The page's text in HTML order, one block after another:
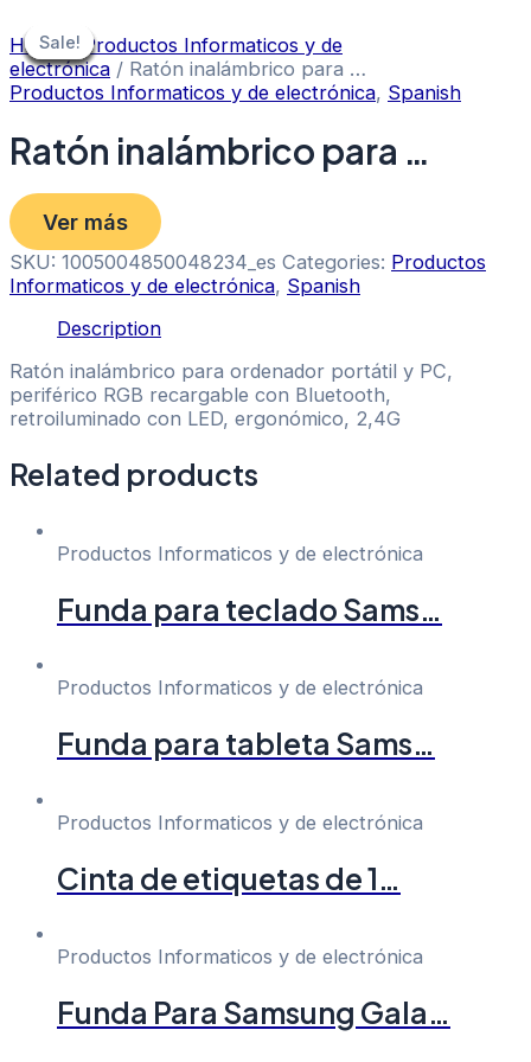
to
content
Home/ Productos Informaticos y de
electrónica / Ratón inalámbrico para …
Productos Informaticos y de electrónica, Spanish
Ratón inalámbrico para …
Ver más
SKU: 1005004850048234_es Categories: Productos
Informaticos y de electrónica, Spanish
Description
Ratón inalámbrico para ordenador portátil y PC,
periférico RGB recargable con Bluetooth,
retroiluminado con LED, ergonómico, 2,4G
Related products
Sale!
Sale!
Productos Informaticos y de electrónica
Funda para teclado Sams…
Sale!
Sale!
Productos Informaticos y de electrónica
Funda para tableta Sams…
Sale!
Sale!
Productos Informaticos y de electrónica
Cinta de etiquetas de 1…
Sale!
Sale!
Productos Informaticos y de electrónica
Funda Para Samsung Gala…